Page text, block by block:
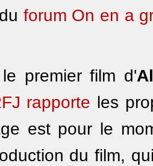
forum On en a
premier film d'
rapporte les
est pour le
du film,